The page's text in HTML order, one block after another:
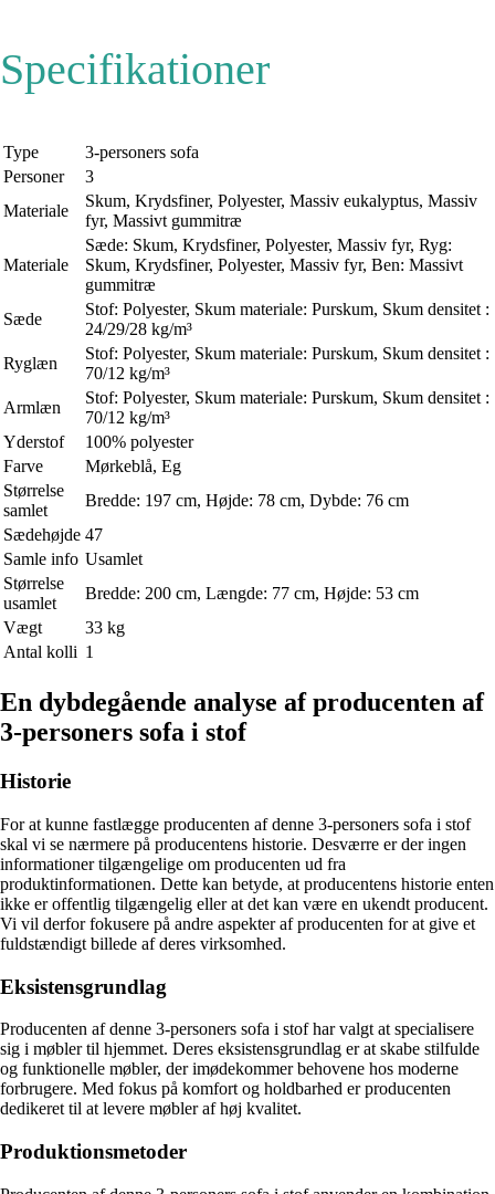
Specifikationer
Type
3-personers sofa
Personer
3
Materiale
Skum, Krydsfiner, Polyester, Massiv eukalyptus, Massiv
fyr, Massivt gummitræ
Materiale
Sæde: Skum, Krydsfiner, Polyester, Massiv fyr, Ryg:
Skum, Krydsfiner, Polyester, Massiv fyr, Ben: Massivt
gummitræ
Sæde
Stof: Polyester, Skum materiale: Purskum, Skum densitet :
24/29/28 kg/m³
Ryglæn
Stof: Polyester, Skum materiale: Purskum, Skum densitet :
70/12 kg/m³
Armlæn
Stof: Polyester, Skum materiale: Purskum, Skum densitet :
70/12 kg/m³
Yderstof
100% polyester
Farve
Mørkeblå, Eg
Størrelse
samlet
Bredde: 197 cm, Højde: 78 cm, Dybde: 76 cm
Sædehøjde 47
Samle info Usamlet
Størrelse
usamlet
Bredde: 200 cm, Længde: 77 cm, Højde: 53 cm
Vægt
33 kg
Antal kolli 1
En dybdegående analyse af producenten af
3-personers sofa i stof
Historie
For at kunne fastlægge producenten af denne 3-personers sofa i stof
skal vi se nærmere på producentens historie. Desværre er der ingen
informationer tilgængelige om producenten ud fra
produktinformationen. Dette kan betyde, at producentens historie enten
ikke er offentlig tilgængelig eller at det kan være en ukendt producent.
Vi vil derfor fokusere på andre aspekter af producenten for at give et
fuldstændigt billede af deres virksomhed.
Eksistensgrundlag
Producenten af denne 3-personers sofa i stof har valgt at specialisere
sig i møbler til hjemmet. Deres eksistensgrundlag er at skabe stilfulde
og funktionelle møbler, der imødekommer behovene hos moderne
forbrugere. Med fokus på komfort og holdbarhed er producenten
dedikeret til at levere møbler af høj kvalitet.
Produktionsmetoder